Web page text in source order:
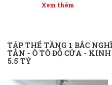
Xem thêm
TẬP THỂ TẦNG 1 BẮC
TÂN - Ô TÔ ĐỖ CỬA -
5.5 TỶ